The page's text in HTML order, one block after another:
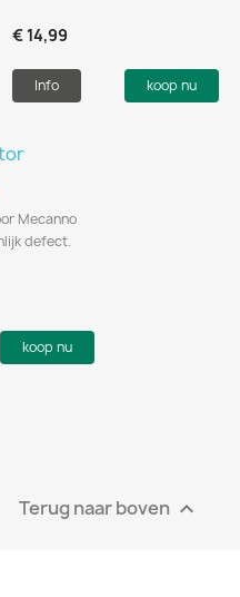
€ 14,99
Info koop nu
Mecanno
defect.
koop nu
Terug naar boven 